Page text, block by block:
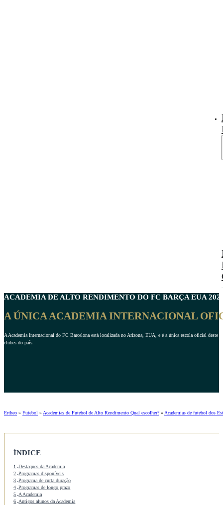
ACADEMIA DE ALTO RENDIMENTO DO FC BARÇA EUA
A ÚNICA ACADEMIA INTERNACIONAL
A Academia Internacional do FC Barcelona está localizada no Arizona, EUA, e é a única escola oficial
clubes do país.
Ertheo » Futebol » Academias de Futebol de Alto Rendimento Qual escolher? » Academias de futebol dos
ÍNDICE
1 Destaques da Academia
2 Programas disponíveis
3 Programa de curta duração
4 Programas de longo prazo
5 A Academia
6 Antigos alunos da Academia